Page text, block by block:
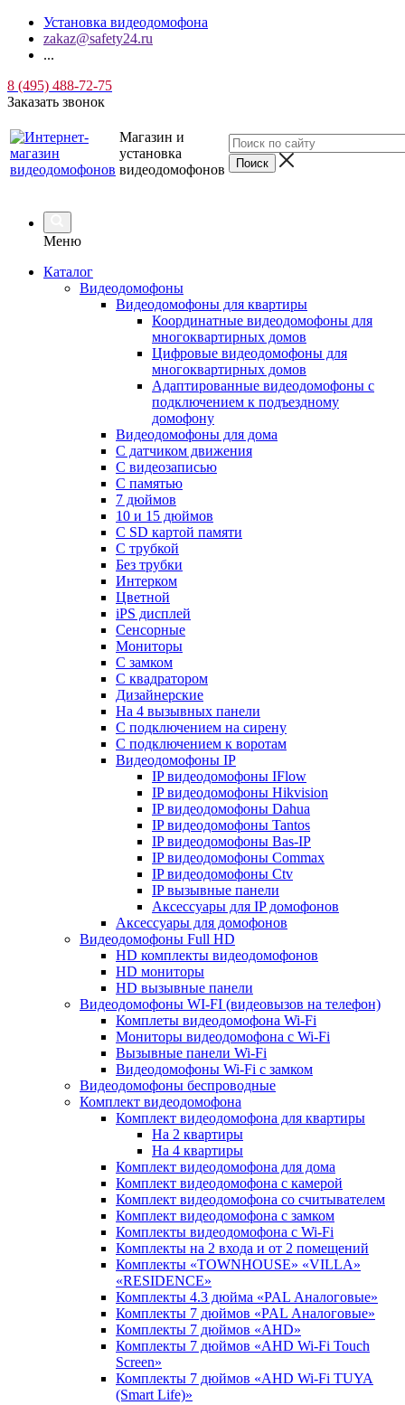
Установка видеодомофона
zakaz@safety24.ru
...
8 (495) 488-72-75
Заказать звонок
Магазин и
установка
видеодомофонов
Меню
Каталог
Видеодомофоны
Видеодомофоны для квартиры
Координатные видеодомофоны для
многоквартирных домов
Цифровые видеодомофоны для
многоквартирных домов
Адаптированные видеодомофоны с
подключением к подъездному
домофону
Видеодомофоны для дома
С датчиком движения
С видеозаписью
C памятью
7 дюймов
10 и 15 дюймов
С SD картой памяти
С трубкой
Без трубки
Интерком
Цветной
iPS дисплей
Сенсорные
Мониторы
С замком
C квадратором
Дизайнерские
На 4 вызывных панели
С подключением на сирену
С подключением к воротам
Видеодомофоны IP
IP видеодомофоны IFlow
IP видеодомофоны Hikvision
IP видеодомофоны Dahua
IP видеодомофоны Tantos
IP видеодомофоны Bas-IP
IP видеодомофоны Commax
IP видеодомофоны Ctv
IP вызывные панели
Аксессуары для IP домофонов
Аксессуары для домофонов
Видеодомофоны Full HD
HD комплекты видеодомофонов
HD мониторы
HD вызывные панели
Видеодомофоны WI-FI (видеовызов на телефон)
Комплеты видеодомофона Wi-Fi
Мониторы видеодомофона с Wi-Fi
Вызывные панели Wi-Fi
Видеодомофоны Wi-Fi с замком
Видеодомофоны беспроводные
Комплект видеодомофона
Комплект видеодомофона для квартиры
На 2 квартиры
На 4 квартиры
Комплект видеодомофона для дома
Комплект видеодомофона с камерой
Комплект видеодомофона со считывателем
Комплект видеодомофона c замком
Комплекты видеодомофона с Wi-Fi
Комплекты на 2 входа и от 2 помещений
Комплекты «TOWNHOUSE» «VILLA»
«RESIDENCE»
Комплекты 4.3 дюйма «PAL Аналоговые»
Комплекты 7 дюймов «PAL Аналоговые»
Комплекты 7 дюймов «AHD»
Комплекты 7 дюймов «AHD Wi-Fi Touch
Screen»
Комплекты 7 дюймов «AHD Wi-Fi TUYA
(Smart Life)»